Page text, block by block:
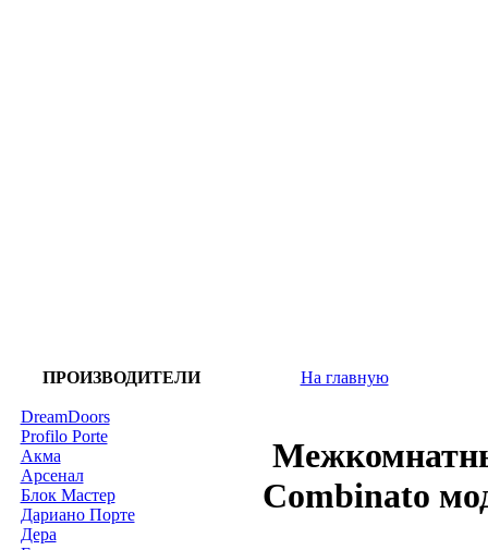
ПРОИЗВОДИТЕЛИ
DreamDoors
Profilo Porte
Акма
Арсенал
Блок Мастер
Дариано Порте
Дера
На главную
Combinato